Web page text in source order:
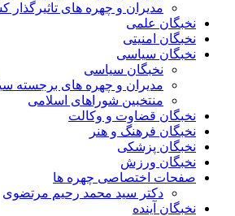
مدیران و چهره های تاثیرگذار
نخبگان علمی
نخبگان امنیتی
نخبگان سیاسی
نخبگان سیاسی
مدیران و چهره های برجسته
منتخبین شوراهای اسلامی
نخبگان قضاوت و وکالت
نخبگان فرهنگ و هنر
نخبگان پزشکی
نخبگان ورزش
صفحات اختصاصی چهره ها
دکتر سید محمد رحیم مرتضوی
نخبگان آینده